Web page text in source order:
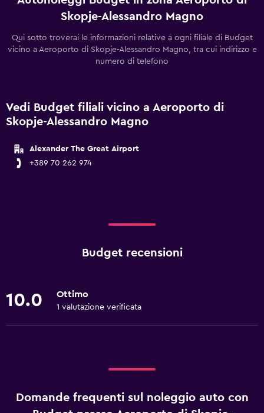
Skopje-Alessandro Magno
Qui sotto troverai le informazioni relative a ogni filiale di Budget
vicino a Aeroporto di Skopje-Alessandro Magno, tra cui indirizzo e
numero di telefono
Vedi Budget filiali vicino a Aeroporto di
Skopje-Alessandro Magno
Alexander The Great Airport
+389 70 262 974
Budget recensioni
10.0 Ottimo
1 valutazione verificata
Domande frequenti sul noleggio auto con